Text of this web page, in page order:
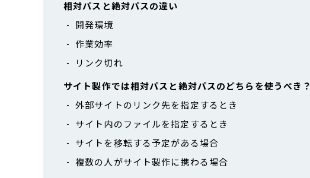
相対パスと絶対パスの違い
開発環境
作業効率
リンク切れ
サイト製作では相対パスと絶対パスのどちらを使うべき？
外部サイトのリンク先を指定するとき
サイト内のファイルを指定するとき
サイトを移転する予定がある場合
複数の人がサイト製作に携わる場合